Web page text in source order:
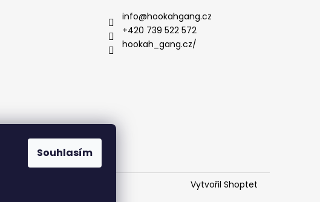
Souhlasím
info@hookahgang.cz
+420 739 522 572
hookah_gang.cz/
Vytvořil Shoptet